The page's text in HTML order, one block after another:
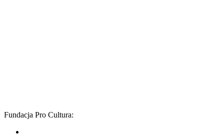
Fundacja Pro Cultura: